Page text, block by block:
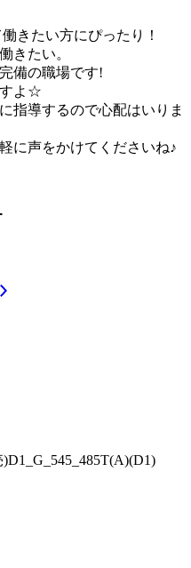
きたい方にぴったり！
きたい。
備の職場です!
すよ☆
指導するので心配はいりま
に声をかけてくださいね♪